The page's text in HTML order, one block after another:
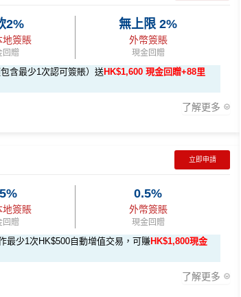
2%
地簽賬
回贈
無上限 2%
外幣簽賬
現金回贈
含最少1次認可簽賬）送HK$1,600 現金回贈+88里
了解更多
或以上（每月須包含最少1次認可簽賬）賺
立即申請
地簽賬
回贈
0.5%
外幣簽賬
現金回贈
最少1次HK$500自動增值交易，可賺HK$1,800現金
了解更多